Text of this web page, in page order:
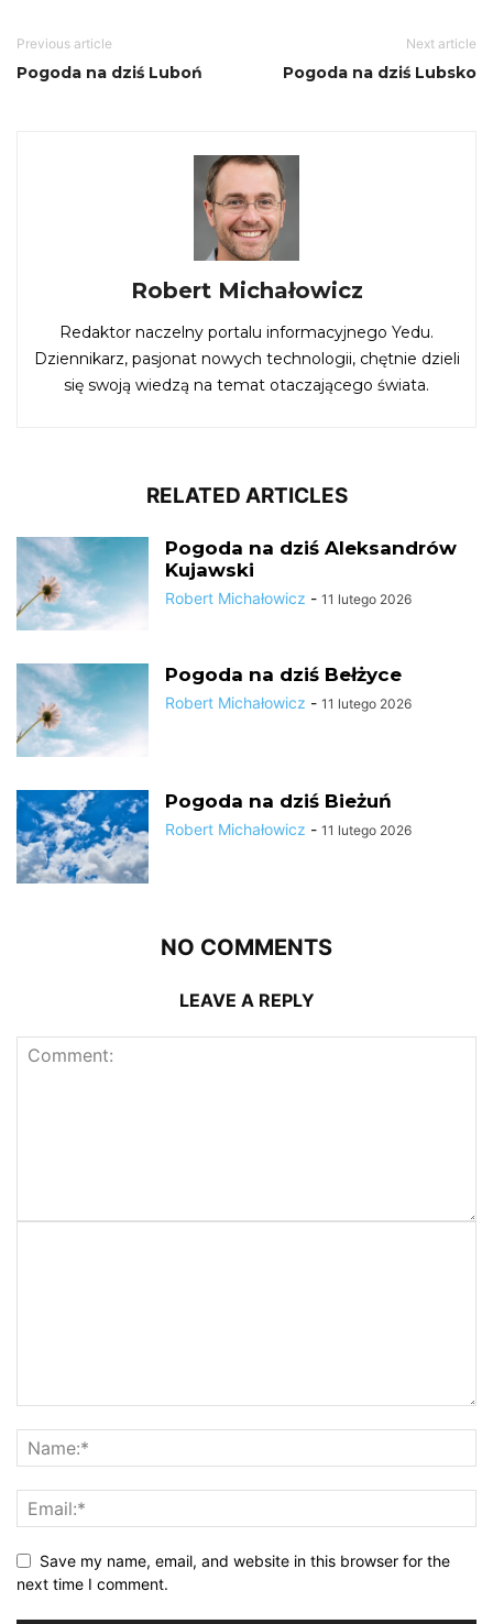
Previous article
Pogoda na dziś Luboń
Next article
Pogoda na dziś Lubsko
Robert Michałowicz
Redaktor naczelny portalu informacyjnego Yedu.
Dziennikarz, pasjonat nowych technologii, chętnie dzieli
się swoją wiedzą na temat otaczającego świata.
RELATED ARTICLES
Pogoda na dziś Aleksandrów
Kujawski
Robert Michałowicz - 11 lutego 2026
Pogoda na dziś Bełżyce
Robert Michałowicz - 11 lutego 2026
Pogoda na dziś Bieżuń
Robert Michałowicz - 11 lutego 2026
NO COMMENTS
LEAVE A REPLY
Save my name, email, and website in this browser for the
next time I comment.